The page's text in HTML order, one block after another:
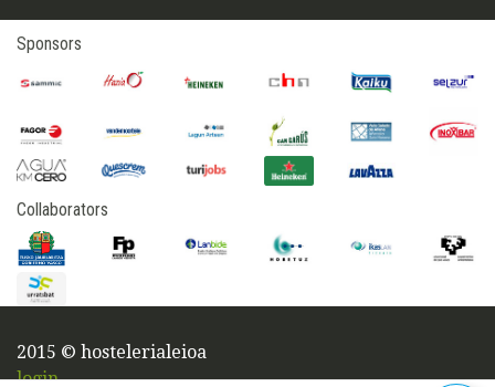
Sponsors
Collaborators
2015 © hostelerialeioa
login